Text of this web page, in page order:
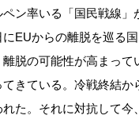
ン率いる「国民戦線
EUからの離脱を巡る
脱の可能性が高まっ
きている。冷戦終結か
た。それに対抗して今